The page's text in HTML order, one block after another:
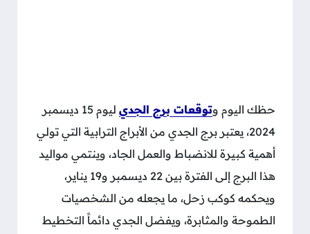
حظك اليوم وتوقعات برج الجدي
ليوم 15 ديسمبر
2024، يعتبر برج الجدي من الأبراج الترابية التي تولي
أهمية كبيرة للانضباط والعمل الجاد، وينتمي مواليد
هذا البرج إلى الفترة بين 22 ديسمبر و19 يناير،
ويحكمه كوكب زحل، ما يجعله من الشخصيات
الطموحة والمثابرة، ويفضل الجدي دائماً التخطيط